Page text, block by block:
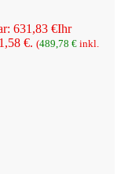
631,83 €Ihr
€. (489,78 € inkl.